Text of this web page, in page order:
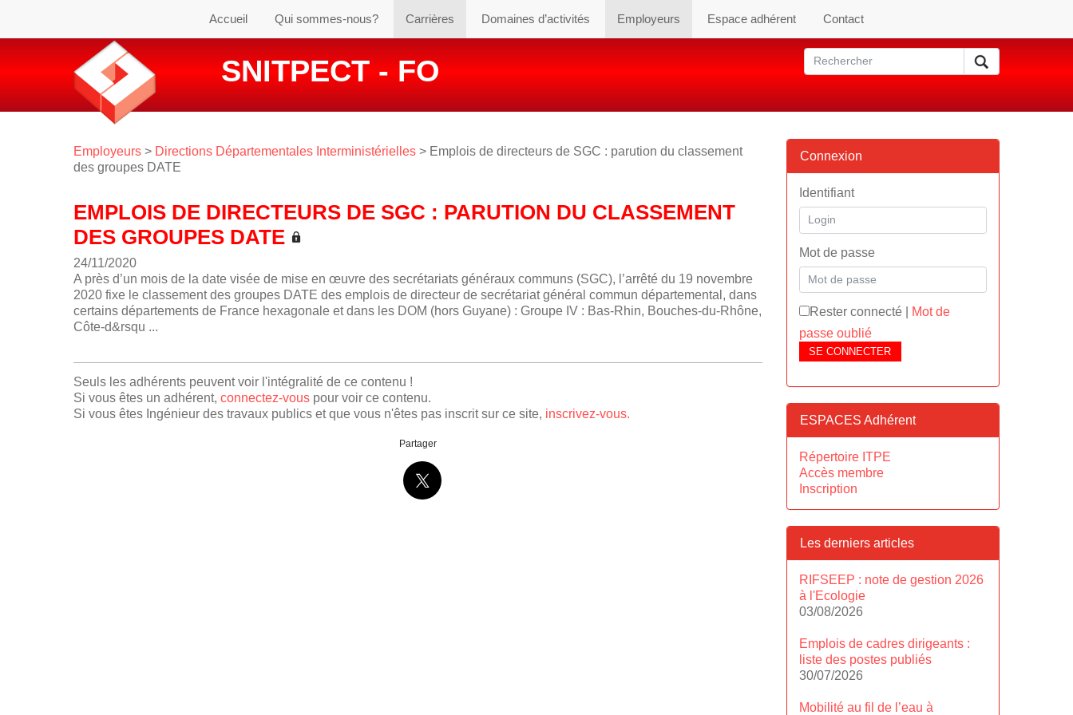
Accueil Qui sommes-nous? Carrières Domaines d’activités Employeurs Espace adhérent Contact
SNITPECT - FO
Employeurs > Directions Départementales Interministérielles > Emplois de directeurs de SGC : parution du classement
des groupes DATE
EMPLOIS DE DIRECTEURS DE SGC : PARUTION DU CLASSEMENT
DES GROUPES DATE
24/11/2020
A près d’un mois de la date visée de mise en œuvre des secrétariats généraux communs (SGC), l’arrêté du 19 novembre
2020 fixe le classement des groupes DATE des emplois de directeur de secrétariat général commun départemental, dans
certains départements de France hexagonale et dans les DOM (hors Guyane) : Groupe IV : Bas-Rhin, Bouches-du-Rhône,
Côte-d&rsqu ...
Seuls les adhérents peuvent voir l'intégralité de ce contenu !
Si vous êtes un adhérent, connectez-vous pour voir ce contenu.
Si vous êtes Ingénieur des travaux publics et que vous n'êtes pas inscrit sur ce site, inscrivez-vous.
Partager
Connexion
Identifiant
Mot de passe
Rester connecté|
Mot de
passe oublié
SE CONNECTER
ESPACES Adhérent
Répertoire ITPE
Accès membre
Inscription
Les derniers articles
RIFSEEP : note de gestion 2026
à l'Ecologie
03/08/2026
Emplois de cadres dirigeants :
liste des postes publiés
30/07/2026
Mobilité au fil de l’eau à